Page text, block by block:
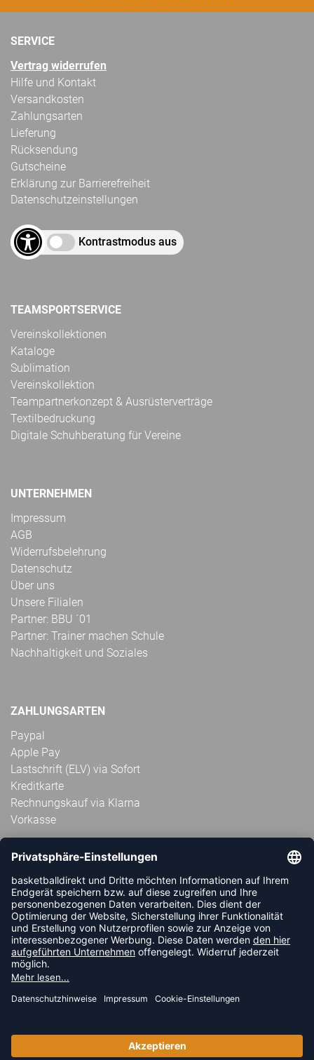
SERVICE
Vertrag widerrufen
Hilfe und Kontakt
Versandkosten
Zahlungsarten
Lieferung
Rücksendung
Gutscheine
Erklärung zur Barrierefreiheit
Datenschutzeinstellungen
Kontrastmodus aus
TEAMSPORTSERVICE
Vereinskollektionen
Kataloge
Sublimation
Vereinskollektion
Teampartnerkonzept & Ausrüsterverträge
Textilbedruckung
Digitale Schuhberatung für Vereine
UNTERNEHMEN
Impressum
AGB
Widerrufsbelehrung
Datenschutz
Über uns
Unsere Filialen
Partner: BBU ´01
Partner: Trainer machen Schule
Nachhaltigkeit und Soziales
ZAHLUNGSARTEN
Paypal
Apple Pay
Lastschrift (ELV) via Sofort
Kreditkarte
Rechnungskauf via Klarna
Vorkasse
ABONNIERE JETZT DEN KOSTENLOSEN
HANDBALLDIREKT-NEWSLETTER UND VERPASSE KEINE
NEUIGKEIT ODER AKTION MEHR.
JETZT ANMELDEN